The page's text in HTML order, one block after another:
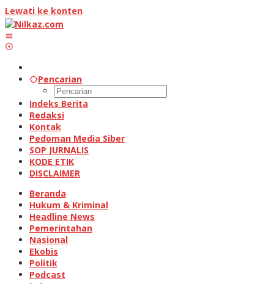
Lewati ke konten
Pencarian
Indeks Berita
Redaksi
Kontak
Pedoman Media Siber
SOP JURNALIS
KODE ETIK
DISCLAIMER
Beranda
Hukum & Kriminal
Headline News
Pemerintahan
Nasional
Ekobis
Politik
Podcast